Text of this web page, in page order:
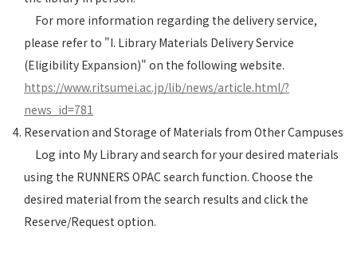
For more information regarding the delivery service,
please refer to "I. Library Materials Delivery Service
(Eligibility Expansion)" on the following website.
https://www.ritsumei.ac.jp/lib/news/article.html/?
news_id=781
Reservation and Storage of Materials from Other Campuses
Log into My Library and search for your desired materials
using the RUNNERS OPAC search function. Choose the
desired material from the search results and click the
Reserve/Request option.